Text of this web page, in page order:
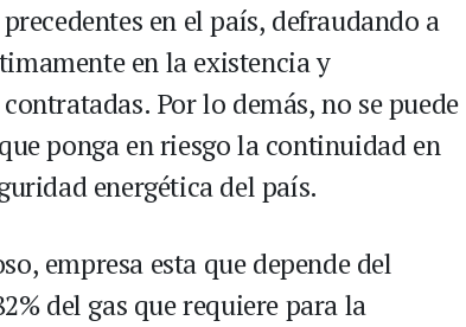
en el país, defraudando a
en la existencia y
Por lo demás, no se puede
ponga en riesgo la continuidad en
energética del país.
empresa esta que depende del
del gas que requiere para la